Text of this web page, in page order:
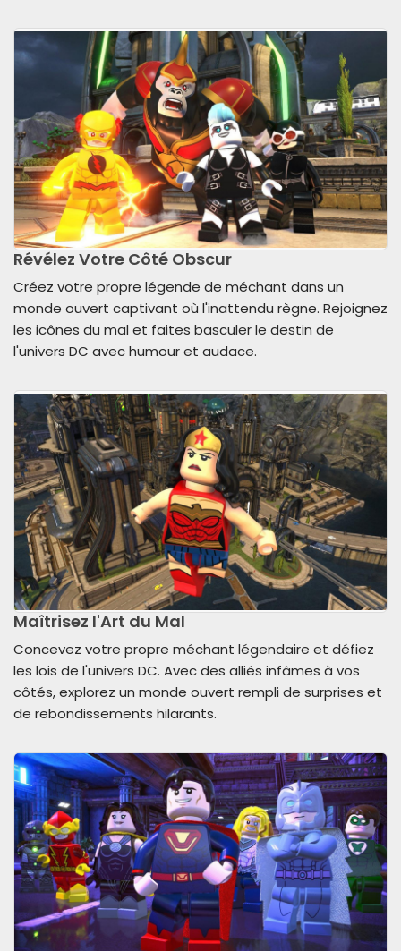
Révélez Votre Côté Obscur
Créez votre propre légende de méchant dans un
monde ouvert captivant où l'inattendu règne. Rejoignez
les icônes du mal et faites basculer le destin de
l'univers DC avec humour et audace.
Maîtrisez l'Art du Mal
Concevez votre propre méchant légendaire et défiez
les lois de l'univers DC. Avec des alliés infâmes à vos
côtés, explorez un monde ouvert rempli de surprises et
de rebondissements hilarants.